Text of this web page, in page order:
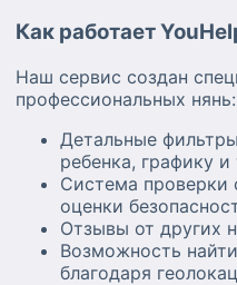
Как работает
Наш сервис создан
профессиональных нянь:
Детальные
ребенка, графику
Система проверки
оценки
Отзывы от других
Возможность
благодаря